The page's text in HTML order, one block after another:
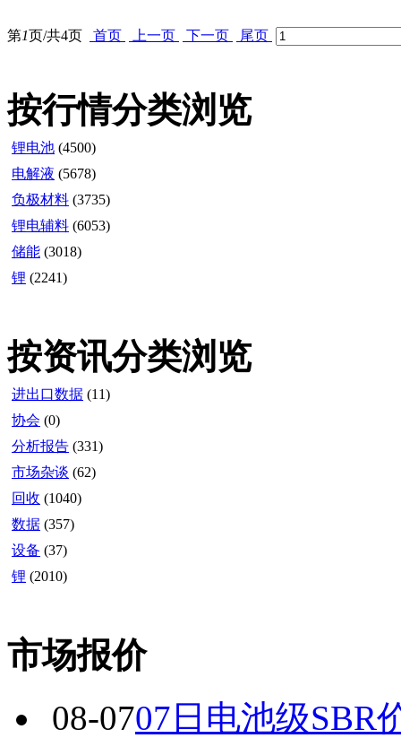
第1页/共4页 首页 上一页 下一页 尾页
按行情分类浏览
锂电池 (4500)
电解液 (5678)
负极材料 (3735)
锂电辅料 (6053)
储能 (3018)
锂 (2241)
按资讯分类浏览
进出口数据 (11)
协会 (0)
分析报告 (331)
市场杂谈 (62)
回收 (1040)
数据 (357)
设备 (37)
锂 (2010)
市场报价
08-0707日电池级SBR